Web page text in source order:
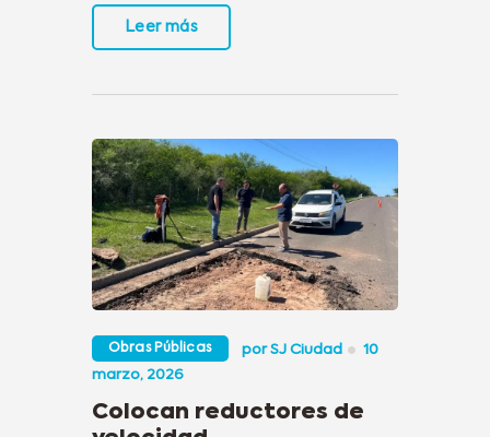
Leer más
Obras Públicas porSJ Ciudad
10
marzo, 2026
Colocan reductores de